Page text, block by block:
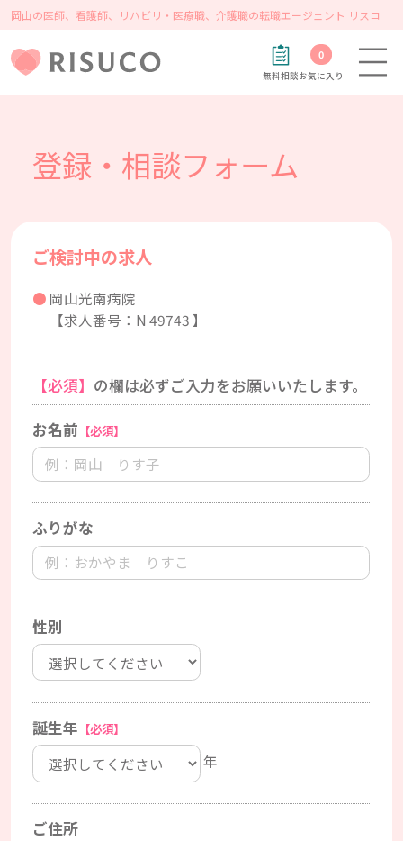
岡山の医師、看護師、リハビリ・医療職、介護職の転職エージェント リスコ
無料相談
0
お気に入り
登録・相談フォーム
ご検討中の求人
岡山光南病院
【求人番号：N 49743 】
【必須】 の欄は必ずご入力をお願いいたします。
お名前 【必須】
ふりがな
性別
誕生年 【必須】
年
ご住所